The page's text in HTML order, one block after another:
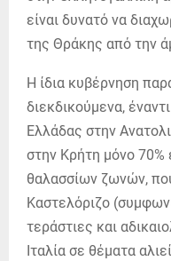
είναι δυνατό να
της Θράκης από την
Η ίδια κυβέρνηση
διεκδικούμενα,
Ελλάδας στην
στην Κρήτη μόνο 70%
θαλασσίων ζωνών,
Καστελόριζο
τεράστιες και
Ιταλία σε θέματα